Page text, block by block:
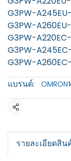
G3PW-
G3PW-
G3PW-
G3PW-
G3PW-
แบรนด์:
OMRON
แชร์
รายละเอียดสิน